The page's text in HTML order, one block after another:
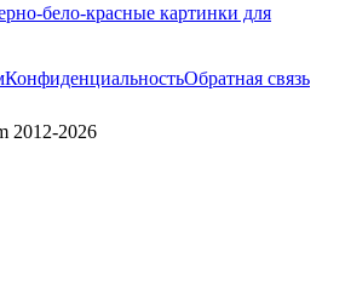
бело-красные картинки для
КонфиденциальностьОбратная связь
2012-2026